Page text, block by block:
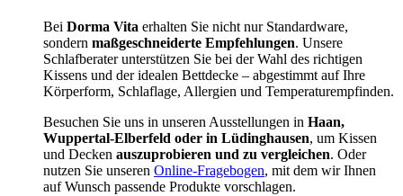
Bei Dorma Vita erhalten Sie nicht nur Standardware,
sondern maßgeschneiderte Empfehlungen. Unsere
Schlafberater unterstützen Sie bei der Wahl des richtigen
Kissens und der idealen Bettdecke – abgestimmt auf Ihre
Körperform, Schlaflage, Allergien und Temperaturempfinden.
Besuchen Sie uns in unseren Ausstellungen in Haan,
Wuppertal-Elberfeld oder in Lüdinghausen, um Kissen
und Decken auszuprobieren und zu vergleichen. Oder
nutzen Sie unseren Online-Fragebogen, mit dem wir Ihnen
auf Wunsch passende Produkte vorschlagen.